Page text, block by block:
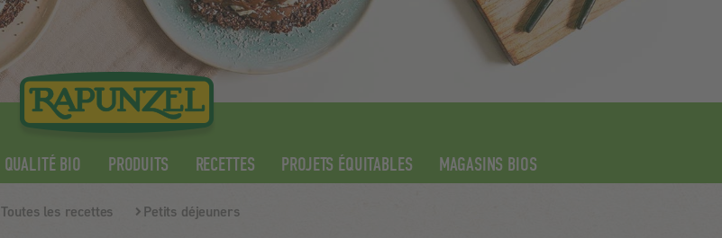
QUALITÉ BIO PRODUITS RECETTES PROJETS ÉQUITABLES MAGASINS BIOS
Toutes les recettes Petits déjeuners